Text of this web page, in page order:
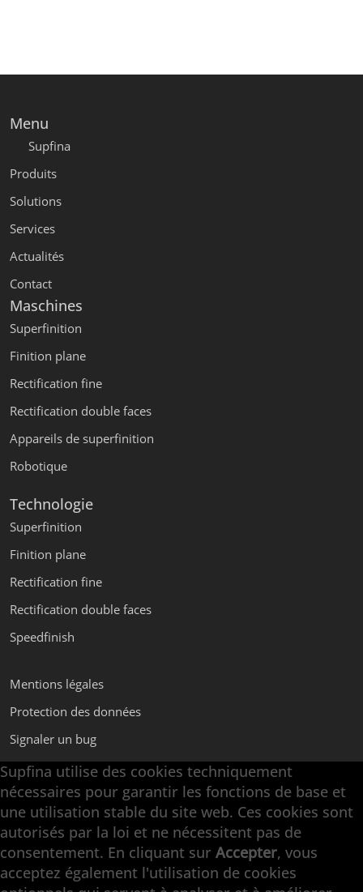
Menu
Supfina
Produits
Solutions
Services
Actualités
Contact
Maschines
Superfinition
Finition plane
Rectification fine
Rectification double faces
Appareils de superfinition
Robotique
Technologie
Superfinition
Finition plane
Rectification fine
Rectification double faces
Speedfinish
Mentions légales
Protection des données
Signaler un bug
Supfina Appareils de Superfinition
Supfina Partner Portal
Supfina Grieshaber GmbH & Co. KG
Schmelzegrün 7
Supfina utilise des cookies techniquement
nécessaires pour garantir les fonctions de base et
une utilisation stable du site web. Ces cookies sont
autorisés par la loi et ne nécessitent pas de
consentement. En cliquant sur Accepter, vous
acceptez également l'utilisation de cookies